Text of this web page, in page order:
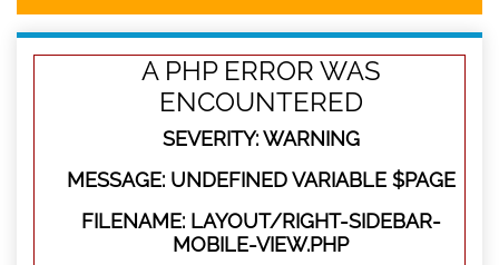
A PHP ERROR WAS
ENCOUNTERED
SEVERITY: WARNING
MESSAGE: UNDEFINED VARIABLE $PAGE
FILENAME: LAYOUT/RIGHT-SIDEBAR-
MOBILE-VIEW.PHP